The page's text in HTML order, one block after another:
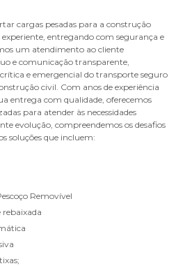
cargas pesadas para a construção
experiente, entregando com segurança e
um atendimento ao cliente
e comunicação transparente,
e emergencial do transporte seguro
civil. Com anos de experiência
entrega com qualidade, oferecemos
para atender às necessidades
evolução, compreendemos os desafios
soluções que incluem:
Removível
rebaixada